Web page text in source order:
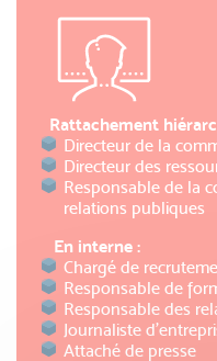
Rattachement
Directeur de la
Directeur des
Responsable de la
relations publiques
En
Chargé de
Responsable de
Responsable des
Journaliste
Attaché de presse